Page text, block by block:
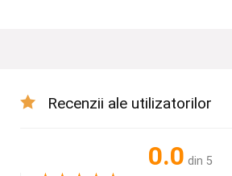
Recenzii ale utilizatorilor
0.0 din 5